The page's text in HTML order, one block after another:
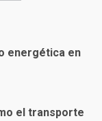
energética en
el transporte